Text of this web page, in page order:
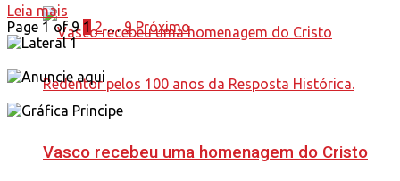
Vasco recebeu uma homenagem do Cristo
Leia mais
Page 1 of 9 1 2 … 9 Próximo